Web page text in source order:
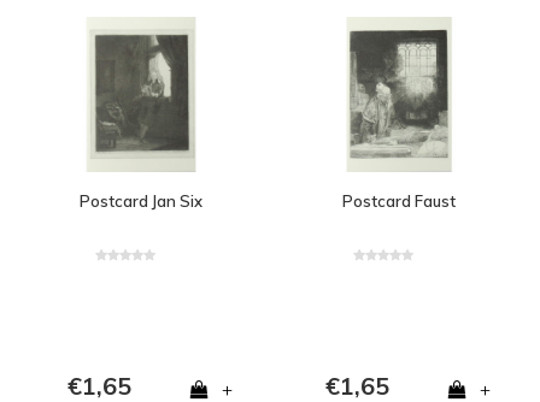
Postcard Jan Six
€1,65 +
Postcard Faust
€1,65 +